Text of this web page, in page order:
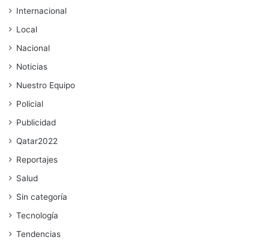
Internacional
Local
Nacional
Noticias
Nuestro Equipo
Policial
Publicidad
Qatar2022
Reportajes
Salud
Sin categoría
Tecnología
Tendencias